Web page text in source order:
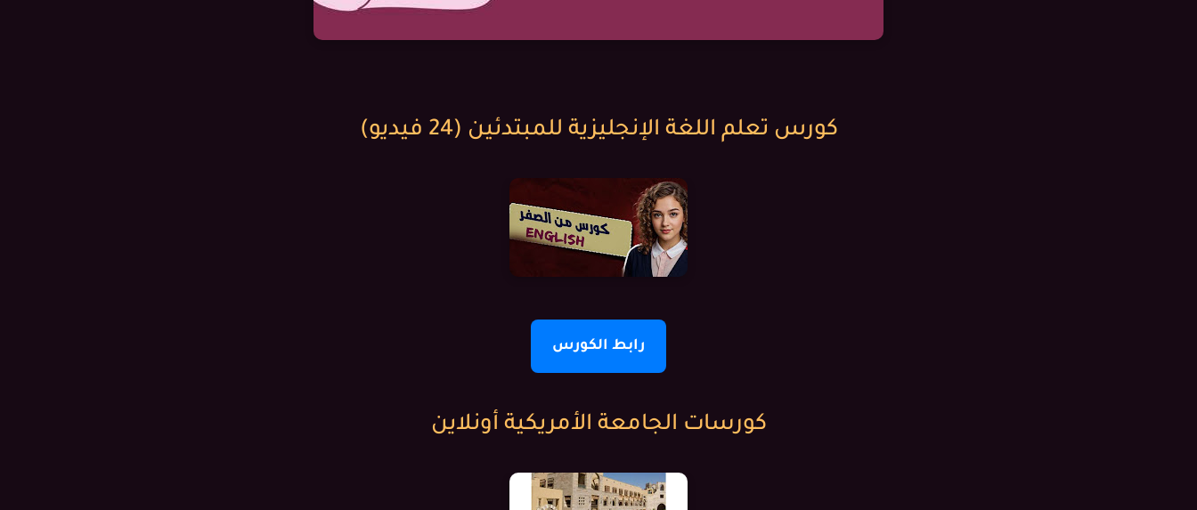
كورس تعلم اللغة الإنجليزية للمبتدئين (24 فيديو)
رابط الكورس
كورسات الجامعة الأمريكية أونلاين